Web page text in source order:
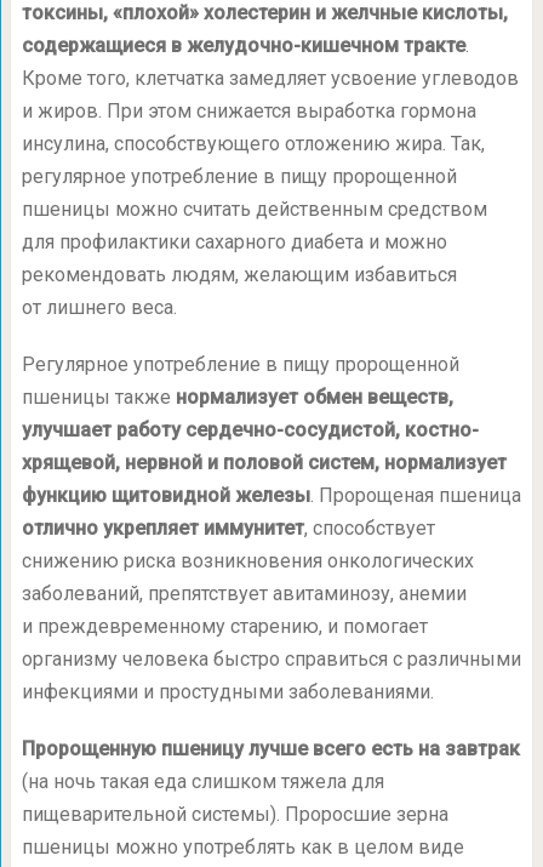
токсины, «плохой» холестерин и желчные кислоты,
содержащиеся в желудочно-кишечном тракте.
Кроме того, клетчатка замедляет усвоение углеводов
и жиров. При этом снижается выработка гормона
инсулина, способствующего отложению жира. Так,
регулярное употребление в пищу пророщенной
пшеницы можно считать действенным средством
для профилактики сахарного диабета и можно
рекомендовать людям, желающим избавиться
от лишнего веса.
Регулярное употребление в пищу пророщенной
пшеницы также нормализует обмен веществ,
улучшает работу сердечно-сосудистой, костно-
хрящевой, нервной и половой систем, нормализует
функцию щитовидной железы. Пророщеная пшеница
отлично укрепляет иммунитет, способствует
снижению риска возникновения онкологических
заболеваний, препятствует авитаминозу, анемии
и преждевременному старению, и помогает
организму человека быстро справиться с различными
инфекциями и простудными заболеваниями.
Пророщенную пшеницу лучше всего есть на завтрак
(на ночь такая еда слишком тяжела для
пищеварительной системы). Проросшие зерна
пшеницы можно употреблять как в целом виде